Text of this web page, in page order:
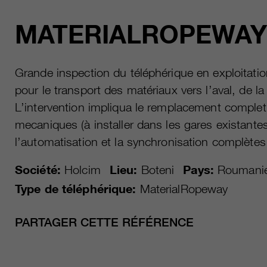
Grande inspection du téléphérique en
pour le transport des matériaux vers l’aval, de
L’intervention impliqua le remplacement
mecaniques (à installer dans les gares
l’automatisation et la synchronisation
Société: Holcim Lieu: Boteni Pays:
Type de téléphérique: MaterialRopeway
PARTAGER CETTE RÉFÉRENCE